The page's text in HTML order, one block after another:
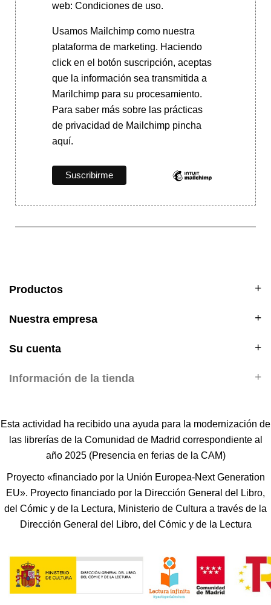
web: Condiciones de uso.
Usamos Mailchimp como nuestra
plataforma de marketing. Haciendo
click en el botón suscripción, aceptas
que la información sea transmitida a
Marilchimp para su procesamiento.
Para saber mássobre las prácticas
de privacidad de Mailchimp pincha
aquí.
Productos
Nuestra empresa
Su cuenta
Información de la tienda
Esta actividad ha recibido una ayuda para la modernización de
las librerías de la Comunidad de Madrid correspondiente al
año 2025 (Presencia en ferias de la CAM)
Proyecto «financiado por la Unión Europea-Next Generation
EU». Proyecto financiado por la Dirección General del Libro,
del Cómic y de la Lectura, Ministerio de Cultura a través de la
Dirección General del Libro, del Cómic y de la Lectura